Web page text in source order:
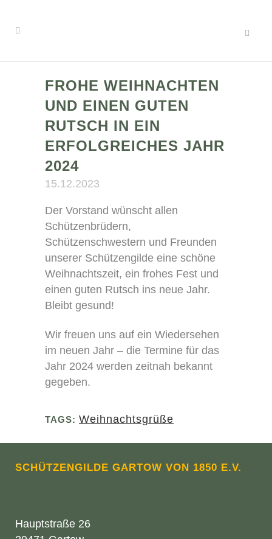
FROHE WEIHNACHTEN
UND EINEN GUTEN
RUTSCH IN EIN
ERFOLGREICHES JAHR
2024
15.12.2023
Der Vorstand wünscht allen
Schützenbrüdern,
Schützenschwestern und Freunden
unserer Schützengilde eine schöne
Weihnachtszeit, ein frohes Fest und
einen guten Rutsch ins neue Jahr.
Bleibt gesund!
Wir freuen uns auf ein Wiedersehen
im neuen Jahr – die Termine für das
Jahr 2024 werden zeitnah bekannt
gegeben.
TAGS: Weihnachtsgrüße
SCHÜTZENGILDE GARTOW VON 1850 E.V.
Hauptstraße 26